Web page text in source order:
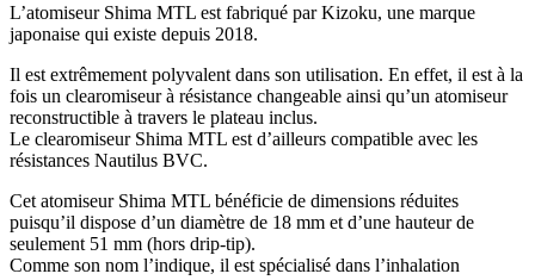
L’atomiseur Shima MTL est fabriqué par Kizoku, une marque
japonaise qui existe depuis 2018.
Il est extrêmement polyvalent dans son utilisation. En effet, il est à la
fois un clearomiseur à résistance changeable ainsi qu’un atomiseur
reconstructible à travers le plateau inclus.
Le clearomiseur Shima MTL est d’ailleurs compatible avec les
résistances Nautilus BVC.
Cet atomiseur Shima MTL bénéficie de dimensions réduites
puisqu’il dispose d’un diamètre de 18 mm et d’une hauteur de
seulement 51 mm (hors drip-tip).
Comme son nom l’indique, il est spécialisé dans l’inhalation